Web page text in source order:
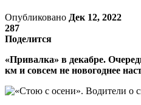
Опубликовано Дек 12, 2022
287
Поделится
«Привалка» в декабре.
км и совсем не новогоднее